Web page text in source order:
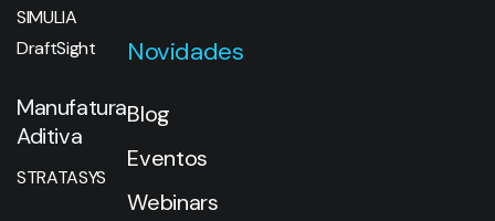
SIMULIA
DraftSight
Manufatura
Aditiva
STRATASYS
Novidades
Blog
Eventos
Webinars